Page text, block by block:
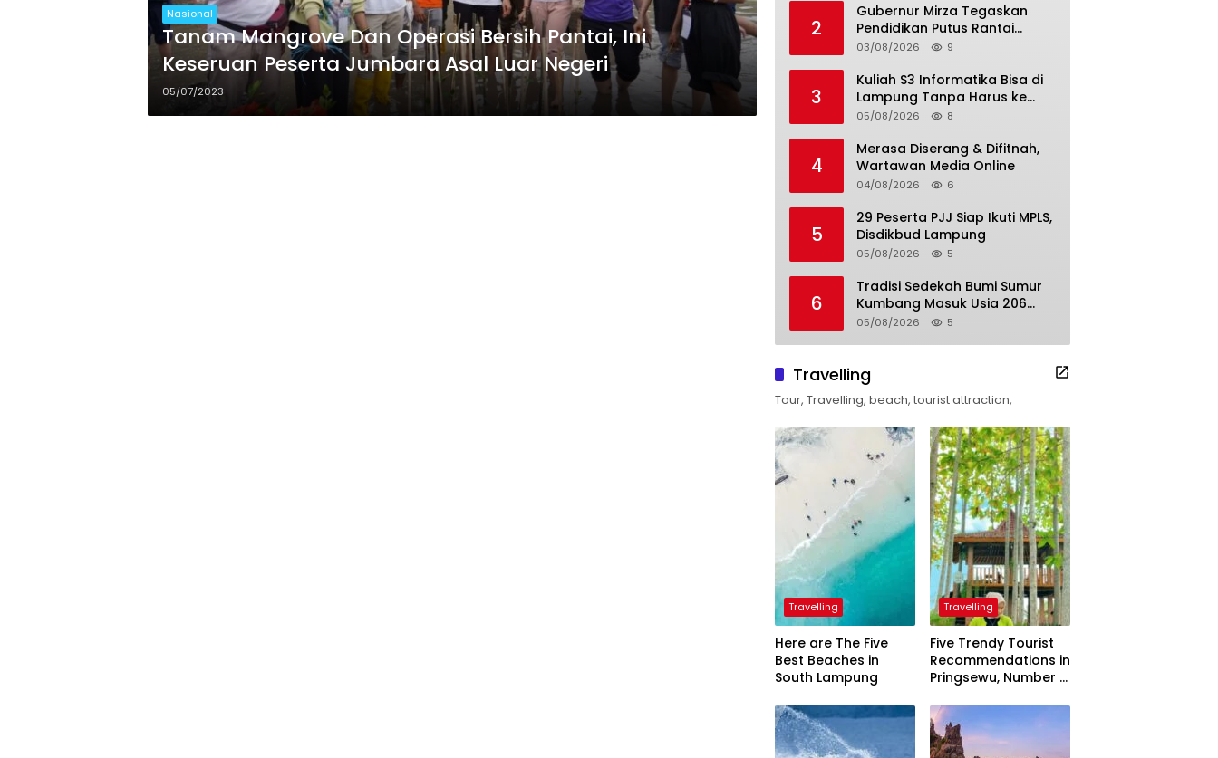
Nasional
Tanam Mangrove Dan Operasi Bersih Pantai, Ini
Keseruan Peserta Jumbara Asal Luar Negeri
05/07/2023
2
Gubernur Mirza Tegaskan
Pendidikan Putus Rantai
Kemiskinan
03/08/2026 9
3
Kuliah S3 Informatika Bisa di
Lampung Tanpa Harus ke
Luar Daerah
05/08/2026 8
4
Merasa Diserang & Difitnah,
Wartawan Media Online
04/08/2026 6
5
29 Peserta PJJ Siap Ikuti MPLS,
Disdikbud Lampung
05/08/2026 5
6
Tradisi Sedekah Bumi Sumur
Kumbang Masuk Usia 206
Tahun
05/08/2026 5
Travelling
Tour, Travelling, beach, tourist attraction,
Travelling
Here are The Five
Best Beaches in
South Lampung
Travelling
Five Trendy Tourist
Recommendations in
Pringsewu, Number 3
President